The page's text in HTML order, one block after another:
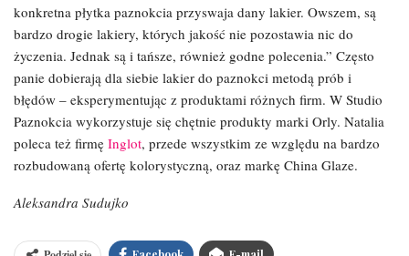
konkretna płytka paznokcia przyswaja dany lakier. Owszem, są
bardzo drogie lakiery, których jakość nie pozostawia nic do
życzenia. Jednak są i tańsze, również godne polecenia.” Często
panie dobierają dla siebie lakier do paznokci metodą prób i
błędów – eksperymentując z produktami różnych firm. W Studio
Paznokcia wykorzystuje się chętnie produkty marki Orly. Natalia
poleca też firmę Inglot, przede wszystkim ze względu na bardzo
rozbudowaną ofertę kolorystyczną, oraz markę China Glaze.
Aleksandra Sudujko